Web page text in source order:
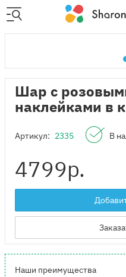
Шар с
наклейками в
Артикул: 2335 В
4799р.
Наши преимущества